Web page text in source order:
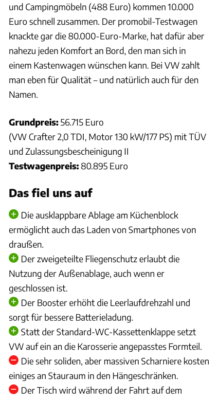
und Campingmöbeln (488 Euro) kommen 10.000
Euro schnell zusammen. Der promobil-Testwagen
knackte gar die 80.000-Euro-Marke, hat dafür aber
nahezu jeden Komfort an Bord, den man sich in
einem Kastenwagen wünschen kann. Bei VW zahlt
man eben für Qualität – und natürlich auch für den
Namen.
Grundpreis:56.715 Euro
(VW Crafter 2,0 TDI, Motor 130 kW/177 PS) mit TÜV
und Zulassungsbescheinigung II
Testwagenpreis: 80.895 Euro
Das fiel uns auf
Die ausklappbare Ablage am Küchenblock
ermöglicht auch das Laden von Smartphones von
draußen.
Der zweigeteilte Fliegenschutz erlaubt die
Nutzung der Außenablage, auch wenn er
geschlossen ist.
Der Booster erhöht die Leerlaufdrehzahl und
sorgt für bessere Batterieladung.
Statt der Standard-WC-Kassettenklappe setzt
VW auf ein an die Karosserie angepasstes Formteil.
Die sehr soliden, aber massiven Scharniere kosten
einiges an Stauraum in den Hängeschränken.
Der Tisch wird während der Fahrt auf dem